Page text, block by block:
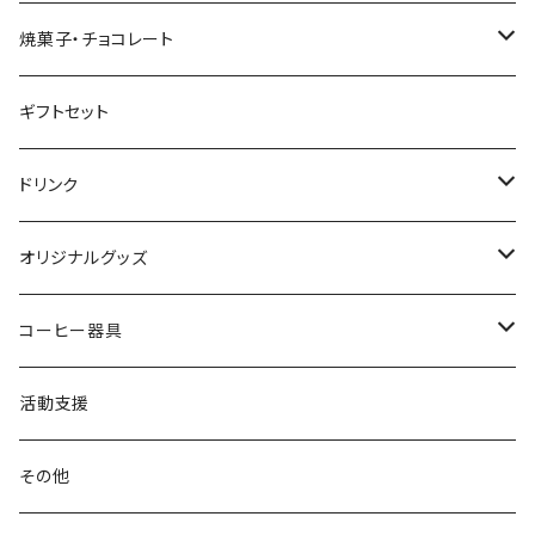
クリックポスト配送セット
コーヒー豆 200g (個別銘柄)
ブレンド
シングルオリジン
ドリップバッグ・コーヒーバッグ
水出しコーヒーパック
焼菓子・チョコレート
うさぎのビスケット
焼きドーナツ
コインチョコレート
ギフトセット
ドリンク
ミルクコーヒーの素
オリジナルサイダー
オリジナルグッズ
雑貨
マグカップ
コーヒー器具
ペーパーフィルター
台形
KINTO SLOW COFFEE STYLE
活動支援
その他